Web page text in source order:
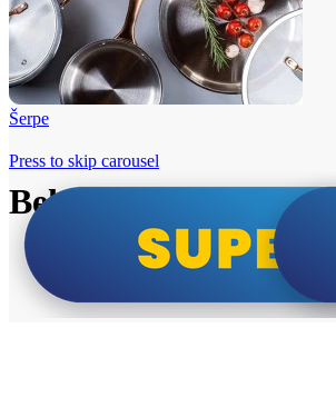
Šerpe
Beko i Tesla super cene
Press to skip carousel